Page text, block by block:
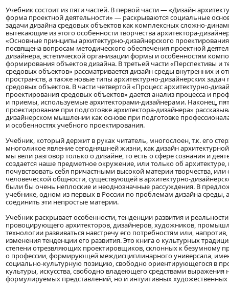
Учебник состоит из пяти частей. В первой части — «Дизайн
форма проектной деятельности» — раскрываются социальные
задачи дизайна средовых объектов как комплексных сложно-
вытекающие из этого особенности творчества архитектора-
«Основные принципы архитектурно-дизайнерского
посвящена вопросам методического обеспечения проектной
дизайнера, эстетической организации формы и особенностям
формирования объектов дизайна. В третьей части «Перспективы и
средовых объектов» рассматривается дизайн среды внутренних и
пространств, а также новые типы архитектурно-дизайнерских
средовых объектов. В части четвертой «Процесс архитектурно-
проектирования средовых объектов» дается анализ процесса и
и приемы, используемые архитекторами-дизайнерами. Наконец,
проектирование при подготовке архитектора-дизайнера»
дизайнерском мышлении как основе при подготовке
и особенностях учебного проектирования.
Учебник, который держит в руках читатель, многослоен, т.к. его
многоликое явление сегодняшней жизни, как дизайн
мы вели разговор только о дизайне, то есть о сфере сознания и
создается наше предметное окружение, или только об
почувствовать себя причастными высокой материи творчества, или
человеческой общности, существующей в архитектурно-
были бы очень неплоские и неоднозначные рассуждения. В
учебнике, одном из первых в России по проблемам дизайна среды,
соединить эти непростые материи.
Учебник раскрывает особенности, тенденции развития и
провоцирующего архитекторов, дизайнеров, художников,
технологии развиваться навстречу его потребностям или,
изменения тенденции его развития. Это книга о культурных
степени отрезвляющих проектировщиков, склонных к безумному
о профессии, формирующей междисциплинарного универсала,
социально-культурную позицию, свободно ориентирующегося в
культуры, искусства, свободно владеющего средствами выражения
формулируемых представлений, но и интуитивных